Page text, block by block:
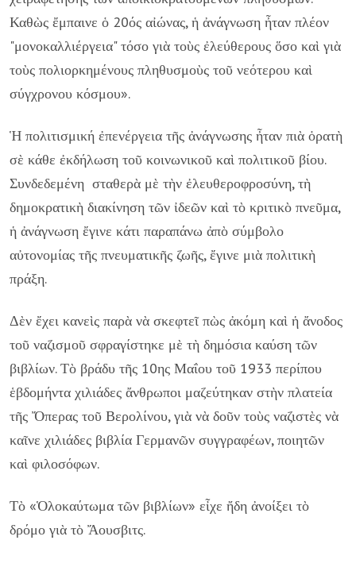
Καθὼς ἔμπαινε ὁ 20ός αἰώνας, ἡ ἀνάγνωση ἦταν πλέον
"μονοκαλλιέργεια" τόσο γιὰ τοὺς ἐλεύθερους ὅσο καὶ γιὰ
τοὺς πολιορκημένους πληθυσμοὺς τοῦ νεότερου καὶ
σύγχρονου κόσμου».
Ἡ πολιτισμική ἐπενέργεια τῆς ἀνάγνωσης ἦταν πιὰ ὁρατὴ
σὲ κάθε ἐκδήλωση τοῦ κοινωνικοῦ καὶ πολιτικοῦ βίου.
Συνδεδεμένη σταθερὰ μὲ τὴν ἐλευθεροφροσύνη, τὴ
δημοκρατικὴ διακίνηση τῶν ἰδεῶν καὶ τὸ κριτικὸ πνεῦμα,
ἡ ἀνάγνωση ἔγινε κάτι παραπάνω ἀπὸ σύμβολο
αὐτονομίας τῆς πνευματικῆς ζωῆς, ἔγινε μιὰ πολιτικὴ
πράξη.
Δὲν ἔχει κανεὶς παρὰ νὰ σκεφτεῖ πὼς ἀκόμη καὶ ἡ ἄνοδος
τοῦ ναζισμοῦ σφραγίστηκε μὲ τὴ δημόσια καύση τῶν
βιβλίων. Τὸ βράδυ τῆς 10ης Μαΐου τοῦ 1933 περίπου
ἑβδομήντα χιλιάδες ἄνθρωποι μαζεύτηκαν στὴν πλατεία
τῆς Ὄπερας τοῦ Βερολίνου, γιὰ νὰ δοῦν τοὺς ναζιστὲς νὰ
καῖνε χιλιάδες βιβλία Γερμανῶν συγγραφέων, ποιητῶν
καὶ φιλοσόφων.
Τὸ «Ὁλοκαύτωμα τῶν βιβλίων» εἶχε ἤδη ἀνοίξει τὸ
δρόμο γιὰ τὸ Ἄουσβιτς.